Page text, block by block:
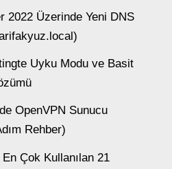
2022 Üzerinde Yeni DNS
Uyku Modu ve Basit
OpenVPN Sunucu
Rehber)
Çok Kullanılan 21